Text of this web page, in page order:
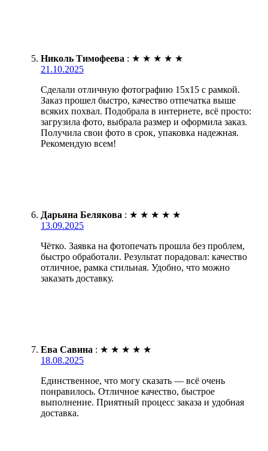
Николь Тимофеева : ★ ★ ★ ★ ★
21.10.2025
Сделали отличную фотографию 15х15 с рамкой.
Заказ прошел быстро, качество отпечатка выше
всяких похвал. Подобрала в интернете, всё просто:
загрузила фото, выбрала размер и оформила заказ.
Получила свои фото в срок, упаковка надежная.
Рекомендую всем!
Дарьяна Белякова : ★ ★ ★ ★ ★
13.09.2025
Чётко. Заявка на фотопечать прошла без проблем,
быстро обработали. Результат порадовал: качество
отличное, рамка стильная. Удобно, что можно
заказать доставку.
Ева Савина : ★ ★ ★ ★ ★
18.08.2025
Единственное, что могу сказать — всё очень
понравилось. Отличное качество, быстрое
выполнение. Приятный процесс заказа и удобная
доставка.